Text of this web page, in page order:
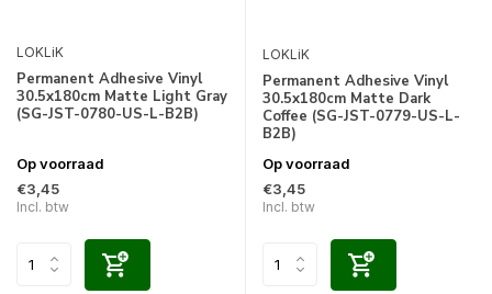
LOKLiK
Permanent Adhesive Vinyl
30.5x180cm Matte Light Gray
(SG-JST-0780-US-L-B2B)
Op voorraad
€3,45
Incl. btw
LOKLiK
Permanent Adhesive Vinyl
30.5x180cm Matte Dark
Coffee (SG-JST-0779-US-L-
B2B)
Op voorraad
€3,45
Incl. btw